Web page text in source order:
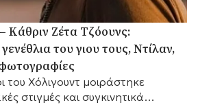
Κάθριν Ζέτα Τζόουνς:
του γιου τους, Ντίλαν,
του Χόλιγουντ μοιράστηκε
στιγμές και συγκινητικά